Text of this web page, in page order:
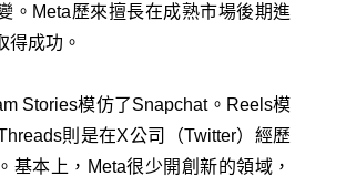
。Meta歷來擅長在成熟市場後期進
得成功。
Stories模仿了Snapchat。Reels模
則是在X公司（Twitter）經歷
基本上，Meta很少開創新的領域，